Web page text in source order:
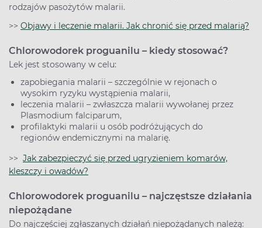
rodzajów pasożytów malarii.
>> Objawy i leczenie malarii. Jak chronić się przed malarią?
Chlorowodorek proguanilu – kiedy stosować?
Lek jest stosowany w celu:
zapobiegania malarii – szczególnie w rejonach o
wysokim ryzyku wystąpienia malarii,
leczenia malarii – zwłaszcza malarii wywołanej przez
Plasmodium falciparum,
profilaktyki malarii u osób podróżujących do
regionów endemicznymi na malarię.
>> Jak zabezpieczyć się przed ugryzieniem komarów,
kleszczy i owadów?
Chlorowodorek proguanilu – najczęstsze działania
niepożądane
Do najczęściej zgłaszanych działań niepożądanych należą: